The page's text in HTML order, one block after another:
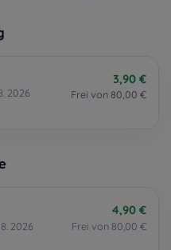
2026
3,90 €
Frei von 80,00 €
4,90 €
2026
Frei von 80,00 €